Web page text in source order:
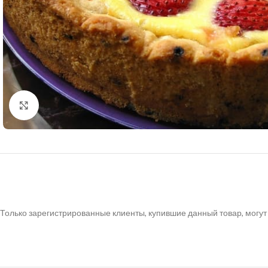
Нажмите, чтобы увеличить
Только зарегистрированные клиенты, купившие данный товар,